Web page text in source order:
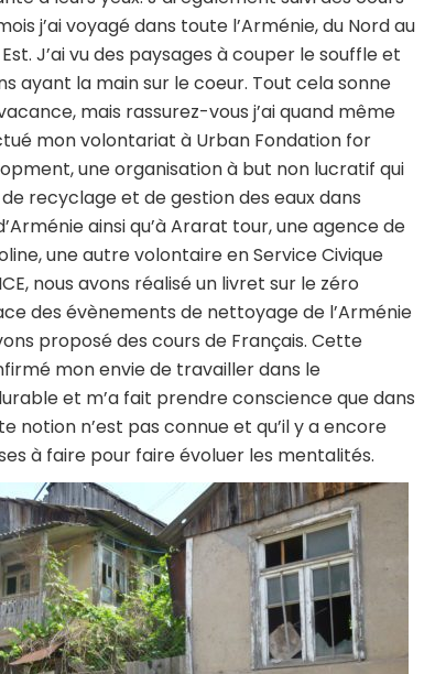
j’ai voyagé dans toute l’Arménie, du Nord au
J’ai vu des paysages à couper le souffle et
ayant la main sur le coeur. Tout cela sonne
mais rassurez-vous j’ai quand même
mon volontariat à Urban Fondation for
une organisation à but non lucratif qui
recyclage et de gestion des eaux dans
ainsi qu’à Ararat tour, une agence de
une autre volontaire en Service Civique
nous avons réalisé un livret sur le zéro
des évènements de nettoyage de l’Arménie
proposé des cours de Français. Cette
mon envie de travailler dans le
et m’a fait prendre conscience que dans
notion n’est pas connue et qu’il y a encore
à faire pour faire évoluer les mentalités.